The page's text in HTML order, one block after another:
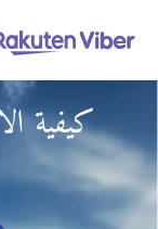
كيفية